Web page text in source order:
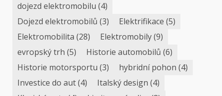
dojezd elektromobilu (4)
Dojezd elektromobilů (3) Elektrifikace (5)
Elektromobilita (28) Elektromobily(9)
evropský trh (5) Historie automobilů (6)
Historie motorsportu (3) hybridní pohon (4)
Investice do aut(4) Italský design (4)